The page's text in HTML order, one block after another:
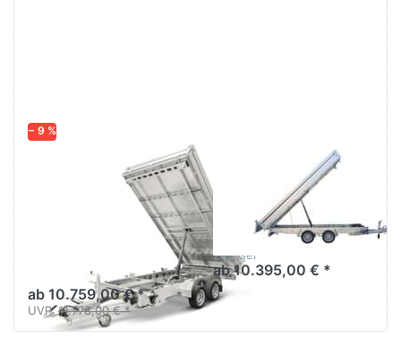
− 9 %
HTK 3500.41
Der neue Dreiseitenkipper
ab 10.759,00 € *
UVP:11.778,00 € *
3521 TB 3S-
Kipper
Großer 3,5to
Dreiseitenkipper 414 x 210
2achser
ab 10.395,00 € *